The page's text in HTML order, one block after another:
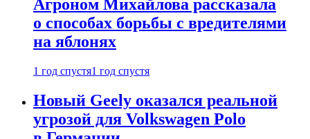
Агроном Михайлова рассказала
о способах борьбы с вредителями
на яблонях
1 год спустя1 год спустя
Новый Geely оказался реальной
угрозой для Volkswagen Polo